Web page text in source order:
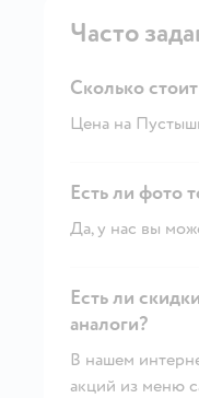
Часто
Сколько
Цена на
Есть ли фото
Да, у нас вы
Есть ли
аналоги?
В нашем
акций из меню